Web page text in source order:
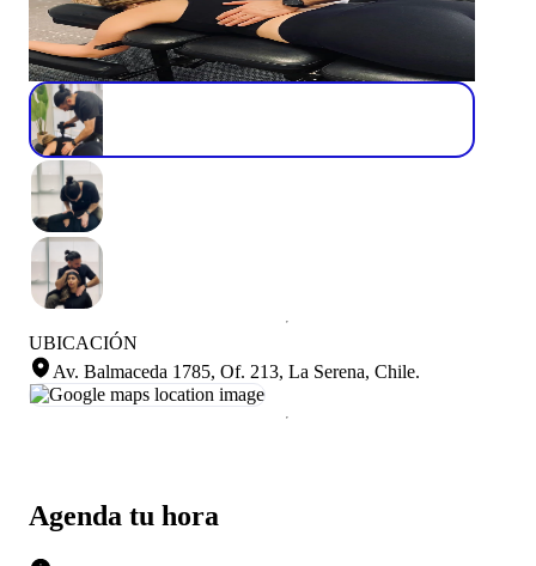
Agenda tu hora
UBICACIÓN
Av. Balmaceda 1785, Of. 213, La Serena, Chile.